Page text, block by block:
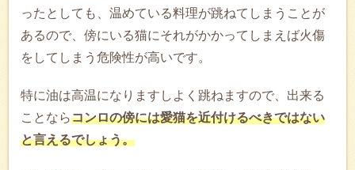
ったとしても、温めている料理が跳ねてしまうことが
あるので、傍にいる猫にそれがかかってしまえば火傷
をしてしまう危険性が高いです。
特に油は高温になりますしよく跳ねますので、出来る
ことならコンロの傍には愛猫を近付けるべきではない
と言えるでしょう。